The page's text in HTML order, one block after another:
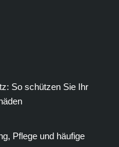
So schützen Sie Ihr
Pflege und häufige